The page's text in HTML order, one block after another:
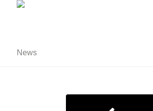
News